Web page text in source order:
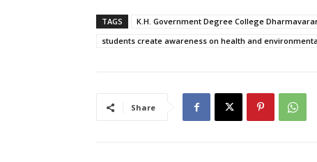
TAGS
K.H. Government Degree College
students create awareness on health and
Share